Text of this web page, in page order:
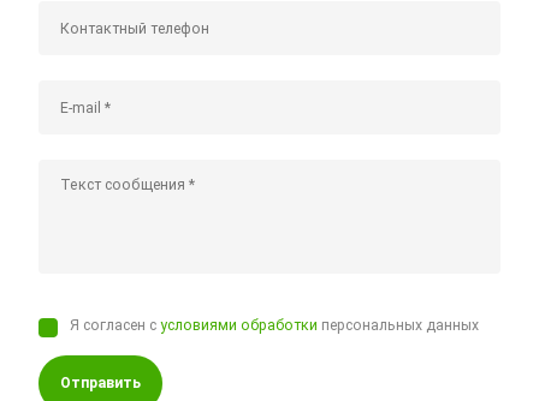
Я согласен сусловиями обработки персональных данных
Отправить